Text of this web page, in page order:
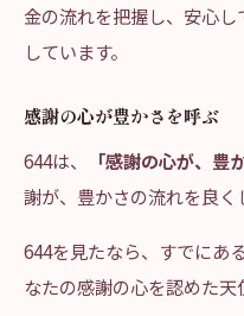
金の流れを把握し、安心
しています。
感謝の心が豊かさを呼ぶ
644は、
「感謝の心が、豊
謝が、豊かさの流れを良く
644を見たなら、すでにあ
なたの感謝の心を認めた